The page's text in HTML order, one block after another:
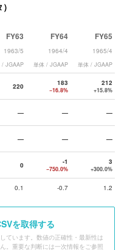
FY63
1963/5
/ JGAAP
FY64
1964/4
単体 / JGAAP
FY65
1965/4
単体 / JGAAP
220 183
−16.8%
212
+15.8%
— — —
— — —
0 -1
−750.0%
3
+300.0%
0.1 -0.7 1.2
を取得する
ています。数値の正確性・最新性は
。重要な判断には一次情報をご参照